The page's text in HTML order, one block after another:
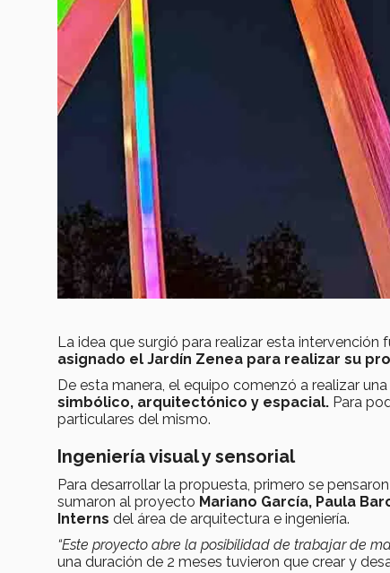
La idea que surgió para realizar esta
asignado el Jardín Zenea para realizar su
De esta manera, el equipo comenzó a realizar
simbólico, arquitectónico y espacial. Para
particulares del mismo.
Ingeniería visual y sensorial
Para desarrollar la propuesta, primero se
sumaron al proyecto Mariano García, Paula
Interns del área de arquitectura e ingeniería.
“Este proyecto abre la posibilidad de trabajar de
una duración de 2 meses tuvieron que crear y